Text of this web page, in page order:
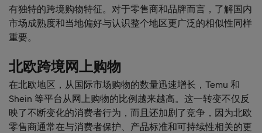
有独特的跨境购物特征。对于零售商和品牌而言，了解国内
市场成熟度和当地偏好与认识整个地区更广泛的相似性同样
重要。
北欧跨境网上购物
在北欧地区，从国际市场购物的数量迅速增长，Temu 和
Shein 等平台从网上购物的比例越来越高。这一转变不仅反
映了不断变化的消费者行为，而且还加剧了竞争，因为北欧
零售商通常在与消费者保护、产品标准和可持续性相关的更